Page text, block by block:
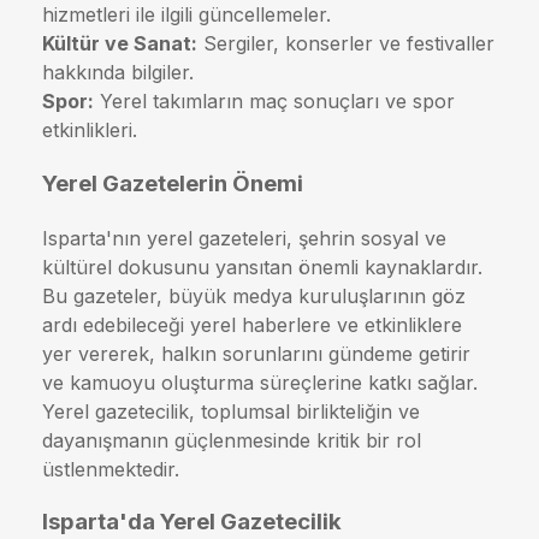
hizmetleri ile ilgili güncellemeler.
Kültür ve Sanat: Sergiler, konserler ve festivaller
hakkında bilgiler.
Spor: Yerel takımların maç sonuçları ve spor
etkinlikleri.
Yerel Gazetelerin Önemi
Isparta'nın yerel gazeteleri, şehrin sosyal ve
kültürel dokusunu yansıtan önemli kaynaklardır.
Bu gazeteler, büyük medya kuruluşlarının göz
ardı edebileceği yerel haberlere ve etkinliklere
yer vererek, halkın sorunlarını gündeme getirir
ve kamuoyu oluşturma süreçlerine katkı sağlar.
Yerel gazetecilik, toplumsal birlikteliğin ve
dayanışmanın güçlenmesinde kritik bir rol
üstlenmektedir.
Isparta'da Yerel Gazetecilik